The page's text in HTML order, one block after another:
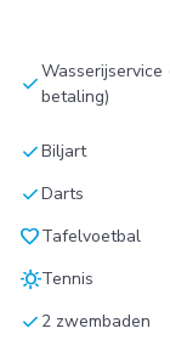
checkWasserijservice
betaling)
checkBiljart
checkDarts
favoriteTafelvoetbal
sunnyTennis
check 2 zwembaden